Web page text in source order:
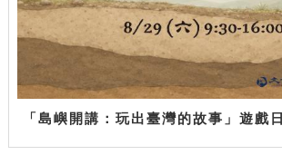
「島嶼開講：玩出臺灣的故事」遊戲日